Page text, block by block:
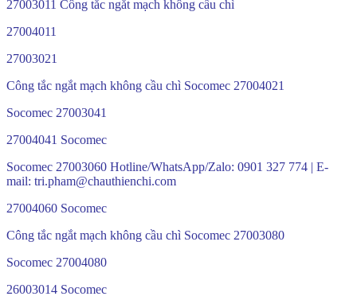
27003011 Công tắc ngắt mạch không cầu chì
27004011
27003021
Công tắc ngắt mạch không cầu chì Socomec 27004021
Socomec 27003041
27004041 Socomec
Socomec 27003060 Hotline/WhatsApp/Zalo: 0901 327 774 | E-
mail: tri.pham@chauthienchi.com
27004060 Socomec
Công tắc ngắt mạch không cầu chì Socomec 27003080
Socomec 27004080
26003014 Socomec